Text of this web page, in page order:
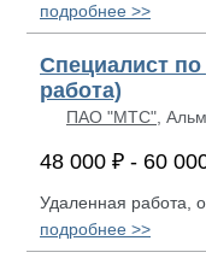
подробнее >>
Специалист
работа)
ПАО "МТС" ,
48 000 ₽ - 60
Удаленная работа,
подробнее >>